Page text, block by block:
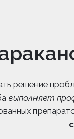
решение
выполняет